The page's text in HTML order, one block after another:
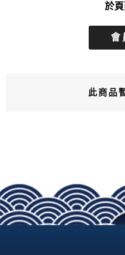
於頁
會
此商品